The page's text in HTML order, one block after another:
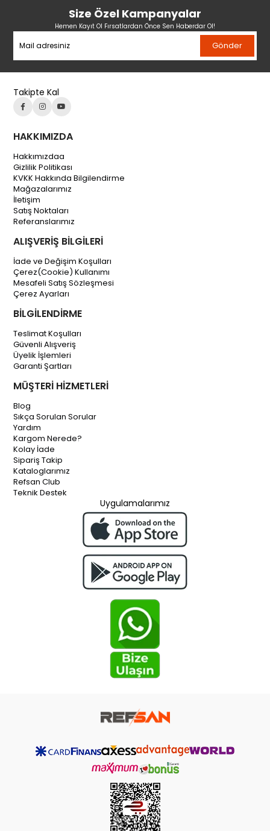
Size Özel Kampanyalar
Hemen Kayıt Ol Fırsatlardan Önce Sen Haberdar Ol!
Gönder
Takipte Kal
HAKKIMIZDA
Hakkımızdaa
Gizlilik Politikası
KVKK Hakkında Bilgilendirme
Mağazalarımız
İletişim
Satış Noktaları
Referanslarımız
ALIŞVERİŞ BİLGİLERİ
İade ve Değişim Koşulları
Çerez(Cookie) Kullanımı
Mesafeli Satış Sözleşmesi
Çerez Ayarları
BİLGİLENDİRME
Teslimat Koşulları
Güvenli Alışveriş
Üyelik İşlemleri
Garanti Şartları
MÜŞTERİ HİZMETLERİ
Blog
Sıkça Sorulan Sorular
Yardım
Kargom Nerede?
Kolay İade
Sipariş Takip
Kataloglarımız
Refsan Club
Teknik Destek
Uygulamalarımız